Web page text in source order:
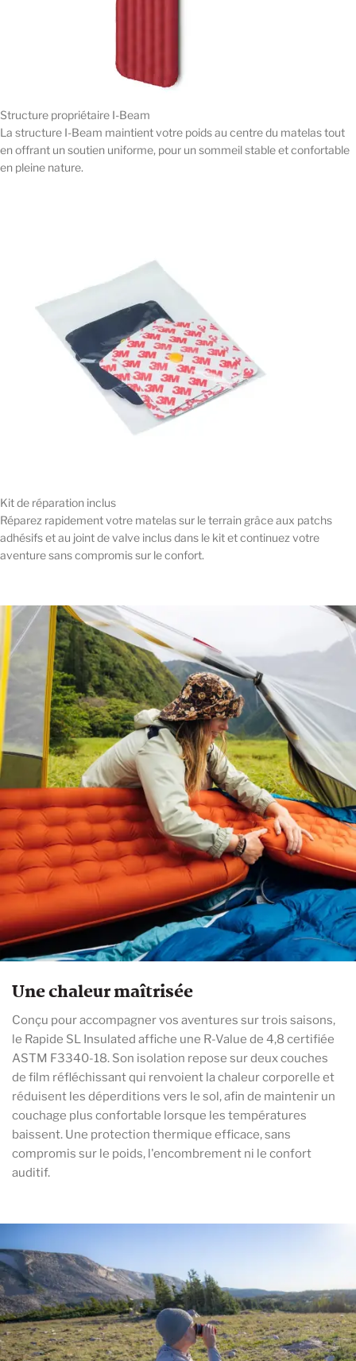
Structure propriétaire I-Beam
La structure I-Beam maintient votre poids au centre du matelas tout
en offrant un soutien uniforme, pour un sommeil stable et confortable
en pleine nature.
Kit de réparation inclus
Réparez rapidement votre matelas sur le terrain grâce aux patchs
adhésifs et au joint de valve inclus dans le kit et continuez votre
aventure sans compromis sur le confort.
Une chaleur maîtrisée
Conçu pour accompagner vos aventures sur trois saisons,
le Rapide SL Insulated affiche une R-Value de 4,8 certifiée
ASTM F3340-18. Son isolation repose sur deux couches
de film réfléchissant qui renvoient la chaleur corporelle et
réduisent les déperditions vers le sol, afin de maintenir un
couchage plus confortable lorsque les températures
baissent. Une protection thermique efficace, sans
compromis sur le poids, l'encombrement ni le confort
auditif.